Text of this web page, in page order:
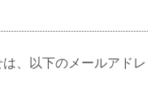
上、以下のフォーム...
、以下のメールアドレ